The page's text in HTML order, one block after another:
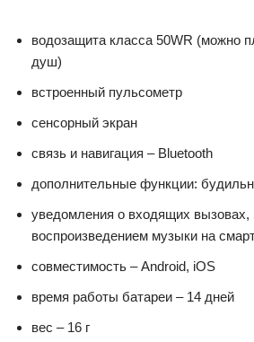
водозащита класса 50WR (можно
душ)
встроенный пульсометр
сенсорный экран
связь и навигация – Bluetooth
дополнительные функции:
уведомления о входящих вызовах,
воспроизведением музыки на
совместимость – Android, iOS
время работы батареи – 14 дней
вес – 16 г